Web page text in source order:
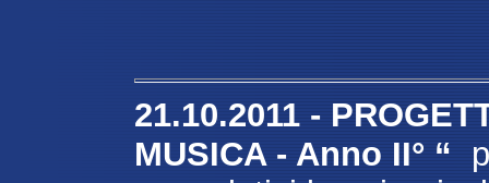
21.10.2011 -
MUSICA - Anno II° “